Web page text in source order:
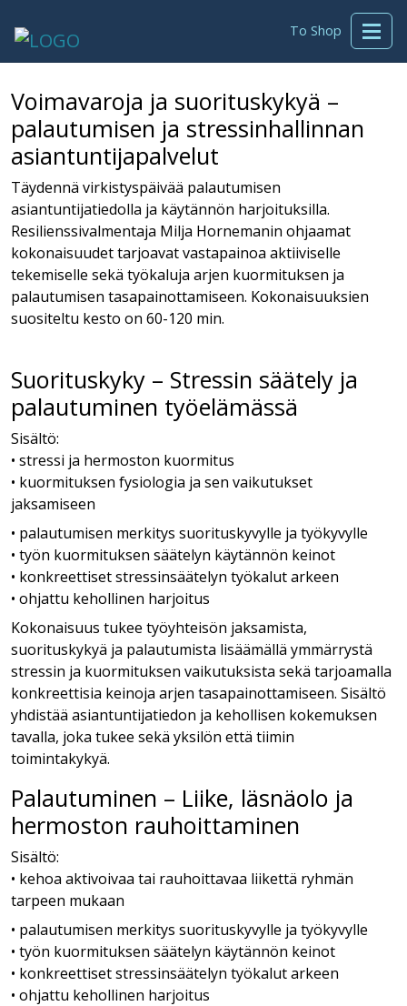
To Shop
Voimavaroja ja suorituskykyä –
palautumisen ja stressinhallinnan
asiantuntijapalvelut
Täydennä virkistyspäivää palautumisen
asiantuntijatiedolla ja käytännön harjoituksilla.
Resilienssivalmentaja Milja Hornemanin ohjaamat
kokonaisuudet tarjoavat vastapainoa aktiiviselle
tekemiselle sekä työkaluja arjen kuormituksen ja
palautumisen tasapainottamiseen. Kokonaisuuksien
suositeltu kesto on 60-120 min.
Suorituskyky – Stressin säätely ja
palautuminen työelämässä
Sisältö:
• stressi ja hermoston kuormitus
• kuormituksen fysiologia ja sen vaikutukset
jaksamiseen
• palautumisen merkitys suorituskyvylle ja työkyvylle
• työn kuormituksen säätelyn käytännön keinot
• konkreettiset stressinsäätelyn työkalut arkeen
• ohjattu kehollinen harjoitus
Kokonaisuus tukee työyhteisön jaksamista,
suorituskykyä ja palautumista lisäämällä ymmärrystä
stressin ja kuormituksen vaikutuksista sekä tarjoamalla
konkreettisia keinoja arjen tasapainottamiseen. Sisältö
yhdistää asiantuntijatiedon ja kehollisen kokemuksen
tavalla, joka tukee sekä yksilön että tiimin
toimintakykyä.
Palautuminen – Liike, läsnäolo ja
hermoston rauhoittaminen
Sisältö:
• kehoa aktivoivaa tai rauhoittavaa liikettä ryhmän
tarpeen mukaan
• palautumisen merkitys suorituskyvylle ja työkyvylle
• työn kuormituksen säätelyn käytännön keinot
• konkreettiset stressinsäätelyn työkalut arkeen
• ohjattu kehollinen harjoitus